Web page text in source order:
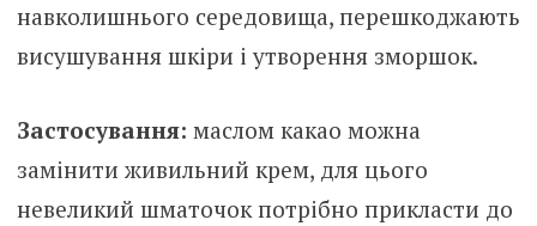
навколишнього середовища, перешкоджають
висушування шкіри і утворення зморшок.
Застосування: маслом какао можна
замінити живильний крем, для цього
невеликий шматочок потрібно прикласти до